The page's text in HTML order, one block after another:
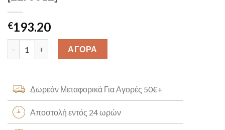
€193.20
Χειροποίητο δαχτυλίδι Φύλλο K14 [22r0012] quantity
ΑΓΟΡΑ
Δωρεάν Μεταφορικά Για Αγορές 50€+
Αποστολή εντός 24 ωρών